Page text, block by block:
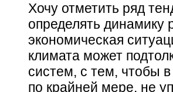
Хочу отметить ряд
определять динамику
экономическая
климата может
систем, с тем, чтобы
по крайней мере, не